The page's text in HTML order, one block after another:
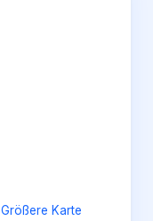
Größere Karte